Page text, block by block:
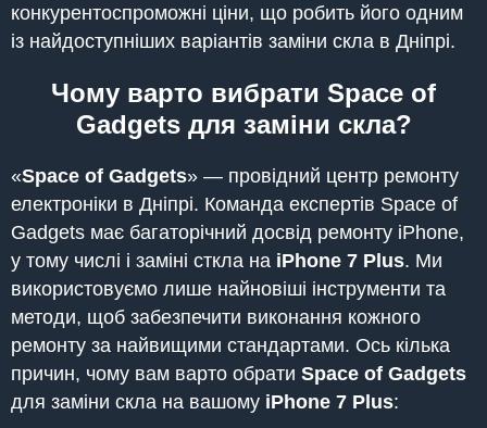
конкурентоспроможні ціни, що робить його одним
із найдоступніших варіантів заміни скла в Дніпрі.
Чому варто вибрати Space of
Gadgets для заміни скла?
«Space of Gadgets» — провідний центр ремонту
електроніки в Дніпрі. Команда експертів Space of
Gadgets має багаторічний досвід ремонту iPhone,
у тому числі і заміні сткла на iPhone 7 Plus. Ми
використовуємо лише найновіші інструменти та
методи, щоб забезпечити виконання кожного
ремонту за найвищими стандартами. Ось кілька
причин, чому вам варто обрати Space of Gadgets
для заміни скла на вашому iPhone 7 Plus: